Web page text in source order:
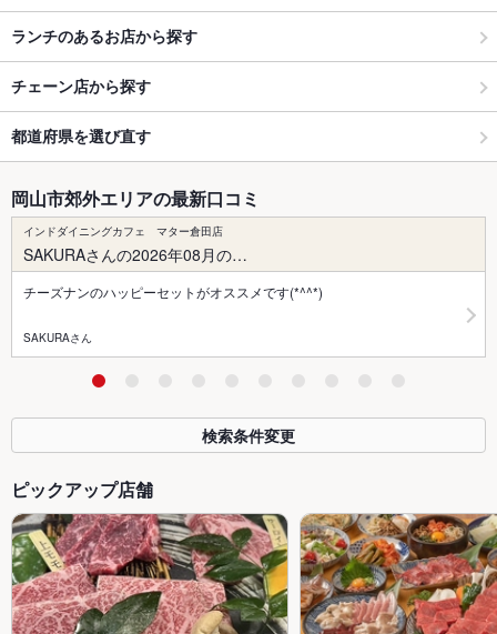
ランチのあるお店から探す
チェーン店から探す
都道府県を選び直す
岡山市郊外エリアの最新口コミ
インドダイニングカフェ マター倉田店
SAKURAさんの2026年08月の…
チーズナンのハッピーセットがオススメです(*^^*)
SAKURAさん
検索条件変更
ピックアップ店舗